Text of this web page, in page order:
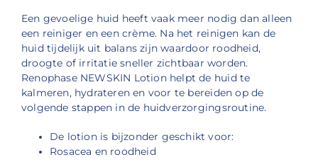
Een gevoelige huid heeft vaak meer nodig dan alleen
een reiniger en een crème. Na het reinigen kan de
huid tijdelijk uit balans zijn waardoor roodheid,
droogte of irritatie sneller zichtbaar worden.
Renophase NEWSKIN Lotion helpt de huid te
kalmeren, hydrateren en voor te bereiden op de
volgende stappen in de huidverzorgingsroutine.
De lotion is bijzonder geschikt voor:
Rosacea en roodheid